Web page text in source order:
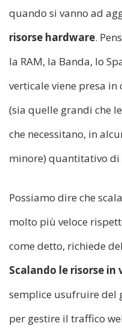
quando si vanno ad
risorse hardware.
la RAM, la Banda, lo
verticale viene presa
(sia quelle grandi che
che necessitano, in
minore) quantitativo di
Possiamo dire che
molto più veloce
come detto, richiede
Scalando le risorse in
semplice usufruire del
per gestire il traffico